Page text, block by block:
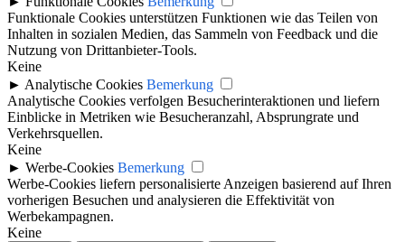
Funktionale Cookies unterstützen Funktionen wie das Teilen von
Inhalten in sozialen Medien, das Sammeln von Feedback und die
Nutzung von Drittanbieter-Tools.
Keine
► Analytische Cookies Bemerkung
Analytische Cookies verfolgen Besucherinteraktionen und liefern
Einblicke in Metriken wie Besucheranzahl, Absprungrate und
Verkehrsquellen.
Keine
► Werbe-Cookies Bemerkung
Werbe-Cookies liefern personalisierte Anzeigen basierend auf Ihren
vorherigen Besuchen und analysieren die Effektivität von
Werbekampagnen.
Keine